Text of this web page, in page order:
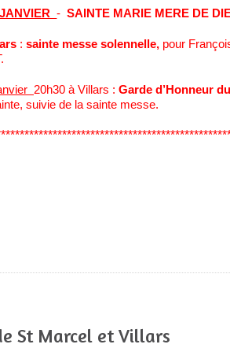
JANVIER-SAINTE MARIE MERE DE
: sainte messe solennelle, pour
20h30 à Villars : Garde
suivie de la sainte messe.
St Marcel et Villars